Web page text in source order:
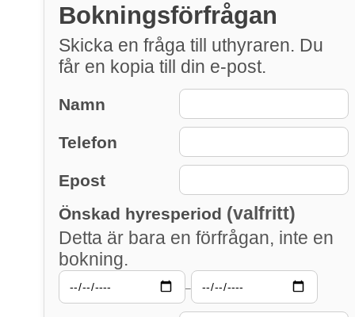
Bokningsförfrågan
Skicka en fråga till uthyraren. Du
får en kopia till din e-post.
Namn
Telefon
Epost
Önskad hyresperiod (valfritt)
Detta är bara en förfrågan, inte en
bokning.
–